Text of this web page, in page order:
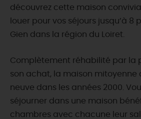
découvrez cette maison
louer pour vos séjours jusqu’à 8
Gien dans la région du Loiret.
Complètement réhabilité par la
son achat, la maison mitoyenne
neuve dans les années 2000.
séjourner dans une maison
chambres avec chacune leur